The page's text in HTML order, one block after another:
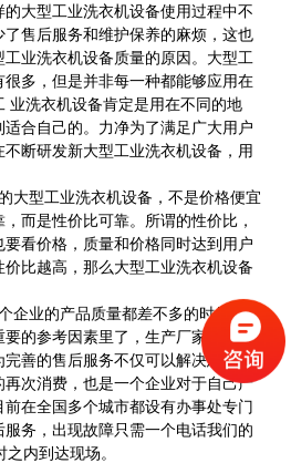
的大型工业洗衣机设备使用过程中不
售后服务和维护保养的麻烦，这也
业洗衣机设备质量的原因。大型工
多，但是并非每一种都能够应用在
业洗衣机设备肯定是用在不同的地
合自己的。力净为了满足广大用户
断研发新大型工业洗衣机设备，用
大型工业洗衣机设备，不是价格便宜
而是性价比可靠。所谓的性价比，
看价格，质量和价格同时达到用户
比越高，那么大型工业洗衣机设备
企业的产品质量都差不多的时候您就
要的参考因素里了，生产厂家 的售后
善的售后服务不仅可以解决您在日
次消费，也是一个企业对于自己产
在全国多个城市都设有办事处专门
务，出现故障只需一个电话我们的
内到达现场。